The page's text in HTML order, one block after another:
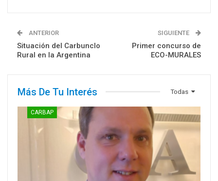
ANTERIOR
Situación del Carbunclo
Rural en la Argentina
SIGUIENTE
Primer concurso de
ECO-MURALES
Todas
Más De Tu Interés
CARBAP